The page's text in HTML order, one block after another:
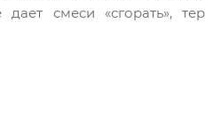
смеси «сгорать»,